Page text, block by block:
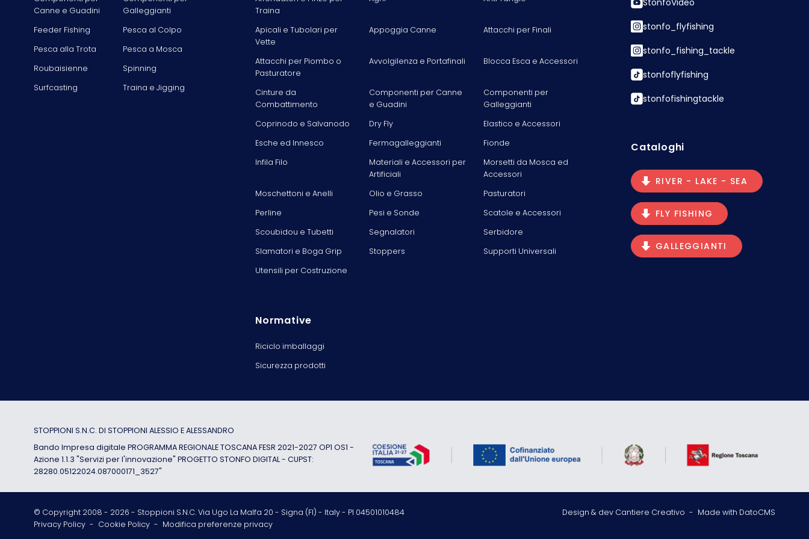
Canne e Guadini
Galleggianti
Feeder Fishing
Pesca al Colpo
Pesca alla Trota
Pesca a Mosca
Roubaisienne
Spinning
Surfcasting
Traina e Jigging
Traina
Apicali e Tubolari per
Vette
Appoggia Canne Attacchi per Finali
Attacchi per Piombo o
Pasturatore
Avvolgilenza e Portafinali Blocca Esca e Accessori
Cinture da
Combattimento
Componenti per Canne
e Guadini
Componenti per
Galleggianti
Coprinodo e Salvanodo
Dry Fly
Elastico e Accessori
Esche ed Innesco
Fermagalleggianti
Fionde
Infila Filo
Materiali e Accessori per
Artificiali
Morsetti da Mosca ed
Accessori
Moschettoni e Anelli
Olio e Grasso
Pasturatori
Perline
Pesi e Sonde
Scatole e Accessori
Scoubidou e Tubetti
Segnalatori
Serbidore
Slamatori e Boga Grip
Stoppers
Supporti Universali
Utensili per Costruzione
Normative
Riciclo imballaggi
Sicurezza prodotti
StonfoVideo
stonfo_flyfishing
stonfo_fishing_tackle
stonfoflyfishing
stonfofishingtackle
Cataloghi
RIVER - LAKE - SEA
FLY FISHING
GALLEGGIANTI
STOPPIONI S.N.C. DI STOPPIONI ALESSIO E ALESSANDRO
Bando Impresa digitale PROGRAMMA REGIONALE TOSCANA FESR 2021-2027 OP1 OS1 -
Azione 1.1.3 "Servizi per l'innovazione" PROGETTO STONFO DIGITAL - CUPST:
28280.05122024.087000171_3527"
© Copyright 2008 - 2026 - Stoppioni S.N.C. Via Ugo La Malfa 20 - Signa (FI) - Italy - PI 04501010484 Design & dev Cantiere Creativo - Made with DatoCMS
Privacy Policy - Cookie Policy - Modifica preferenze privacy